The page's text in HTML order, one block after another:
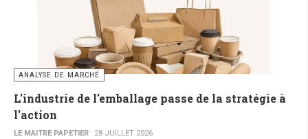
ANALYSE DE MARCHÉ
L'industrie de l'emballage passe de la stratégie à
l'action
LE MAITRE PAPETIER 28 JUILLET 2026